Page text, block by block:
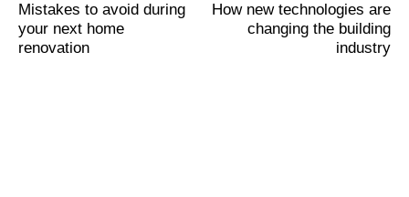
Mistakes to avoid during
your next home
renovation
How new technologies are
changing the building
industry